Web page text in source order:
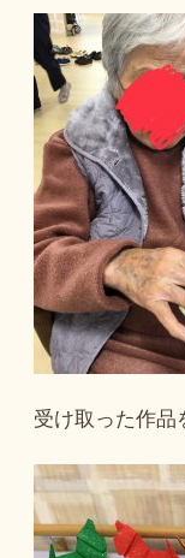
受け取った作品